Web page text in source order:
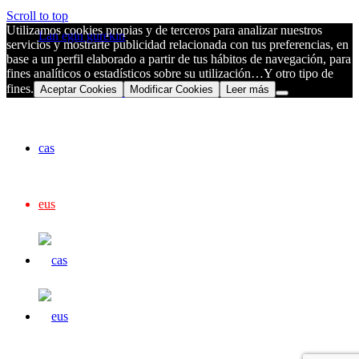
Lan egin gurekin
Harremanetarako
cas
eus
Scroll to top
Utilizamos cookies propias y de terceros para analizar nuestros
servicios y mostrarte publicidad relacionada con tus preferencias, en
base a un perfil elaborado a partir de tus hábitos de navegación, para
fines analíticos o estadísticos sobre su utilización…Y otro tipo de
fines. Aceptar Cookies Modificar Cookies Leer más